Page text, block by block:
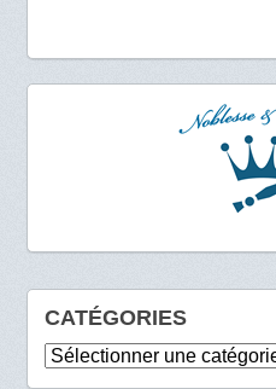
CATÉGORIES
Catégories